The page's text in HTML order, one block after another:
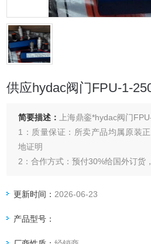
供应hydac阀门FPU-1-
简要描述：
上海鼎銮*hydac阀门
1：质量保证：所卖产品均属原装
地证明
2：合作方式：预付30%给国外订货
更新时间： 2026-06-23
产品型号：